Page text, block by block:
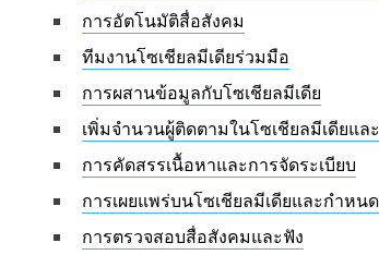
การอัตโนมัติสื่อสังคม
ทีมงานโซเชียลมีเดียร่วมมือ
การผสานข้อมูลกับโซเชียลมีเดีย
เพิ่มจำนวนผู้ติดตามในโซเชียลมีเดียแล
การคัดสรรเนื้อหาและการจัดระเบียบ
การเผยแพร่บนโซเชียลมีเดียและกำหนด
การตรวจสอบสื่อสังคมและฟัง